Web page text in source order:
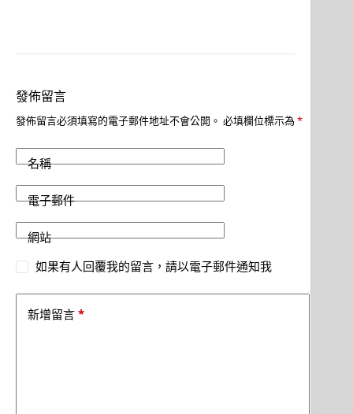
發佈留言
發佈留言必須填寫的電子郵件地址不會公開。 必填欄位標示為 *
名稱
電子郵件
網站
如果有人回覆我的留言，請以電子郵件通知我
新增留言 *